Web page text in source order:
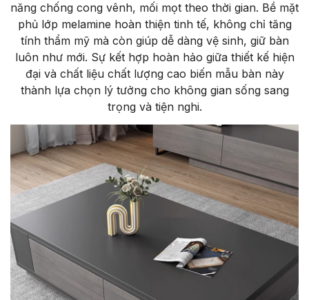
năng chống cong vênh, mối mọt theo thời gian. Bề mặt
phủ lớp melamine hoàn thiện tinh tế, không chỉ tăng
tính thẩm mỹ mà còn giúp dễ dàng vệ sinh, giữ bàn
luôn như mới. Sự kết hợp hoàn hảo giữa thiết kế hiện
đại và chất liệu chất lượng cao biến mẫu bàn này
thành lựa chọn lý tưởng cho không gian sống sang
trọng và tiện nghi.